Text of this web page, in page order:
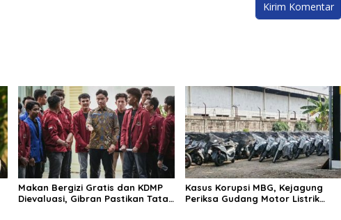
Makan Bergizi Gratis dan KDMP
Dievaluasi, Gibran Pastikan Tata
Kasus Korupsi MBG, Kejagung
Periksa Gudang Motor Listrik